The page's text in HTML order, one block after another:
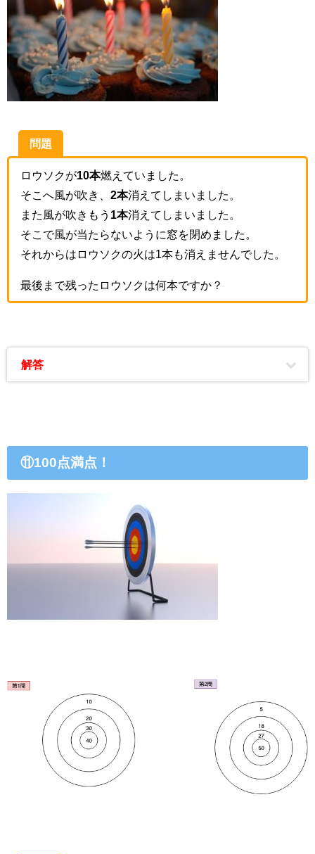
問題
ロウソクが10本燃えていました。
そこへ風が吹き、 2本消えてしまいました。
また風が吹きもう 1本消えてしまいました。
そこで風が当たらないように窓を閉めました。
それからはロウソクの火は1本も消えませんでした。
最後まで残ったロウソクは何本ですか？
解答
⑪100点満点！